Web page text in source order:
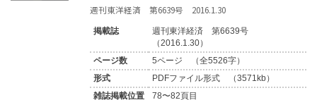
週刊東洋経済 第6639号 2016.1.30
掲載誌
週刊東洋経済 第6639号
（2016.1.30）
ページ数
5ページ （全5526字）
形式
PDFファイル形式 （3571kb）
雑誌掲載位置
78〜82頁目